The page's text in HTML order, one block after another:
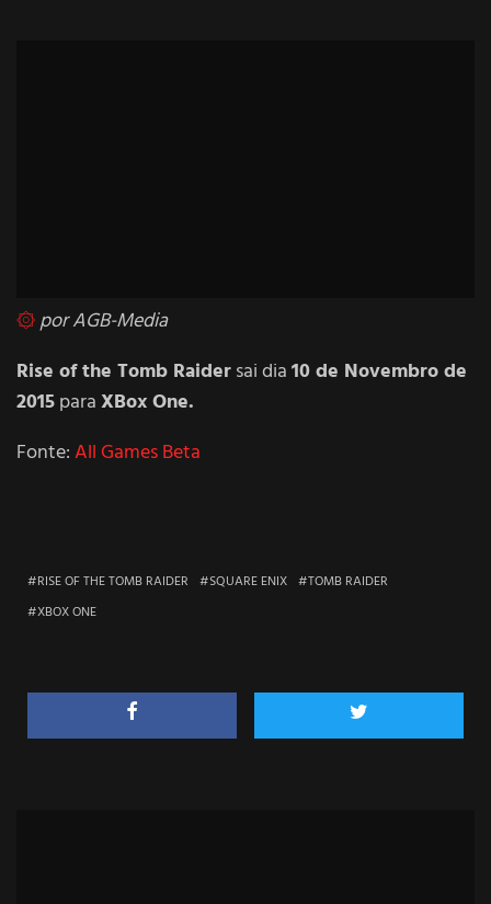
۞porAGB-Media
Rise of the Tomb Raidersai dia10 de Novembro de
2015paraXBox One.
Fonte:All Games Beta
RISE OF THE TOMB RAIDER SQUARE ENIX
TOMB RAIDER
XBOX ONE